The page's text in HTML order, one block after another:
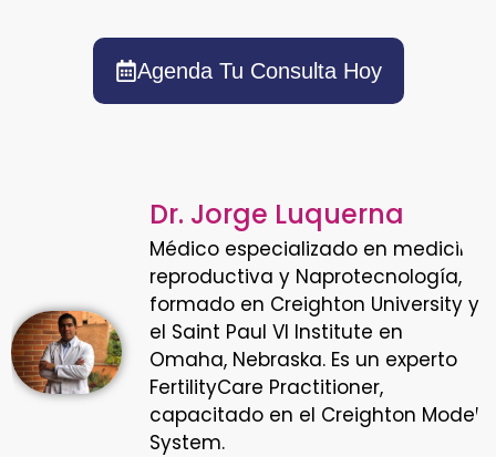
Agenda Tu Consulta Hoy
Dr. Jorge Luquerna
Médico especializado en medicina
reproductiva y Naprotecnología,
formado en Creighton University y
el Saint Paul VI Institute en
Omaha, Nebraska. Es un experto
FertilityCare Practitioner,
capacitado en el Creighton Model
System.